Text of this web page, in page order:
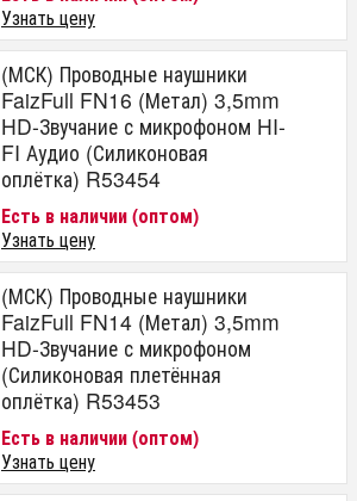
Узнать цену
(МСК) Проводные наушники
FaizFull FN16 (Метал) 3,5mm
HD-Звучание с микрофоном HI-
FI Аудио (Силиконовая
оплётка) R53454
Есть в наличии (оптом)
Узнать цену
(МСК) Проводные наушники
FaizFull FN14 (Метал) 3,5mm
HD-Звучание с микрофоном
(Силиконовая плетённая
оплётка) R53453
Есть в наличии (оптом)
Узнать цену